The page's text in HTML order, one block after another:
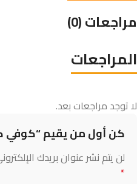
مراجعات (0)
المراجعات
لا توجد مراجعات بعد.
كن أول من يقيم “كوفي
لن يتم نشر عنوان بريدك
*